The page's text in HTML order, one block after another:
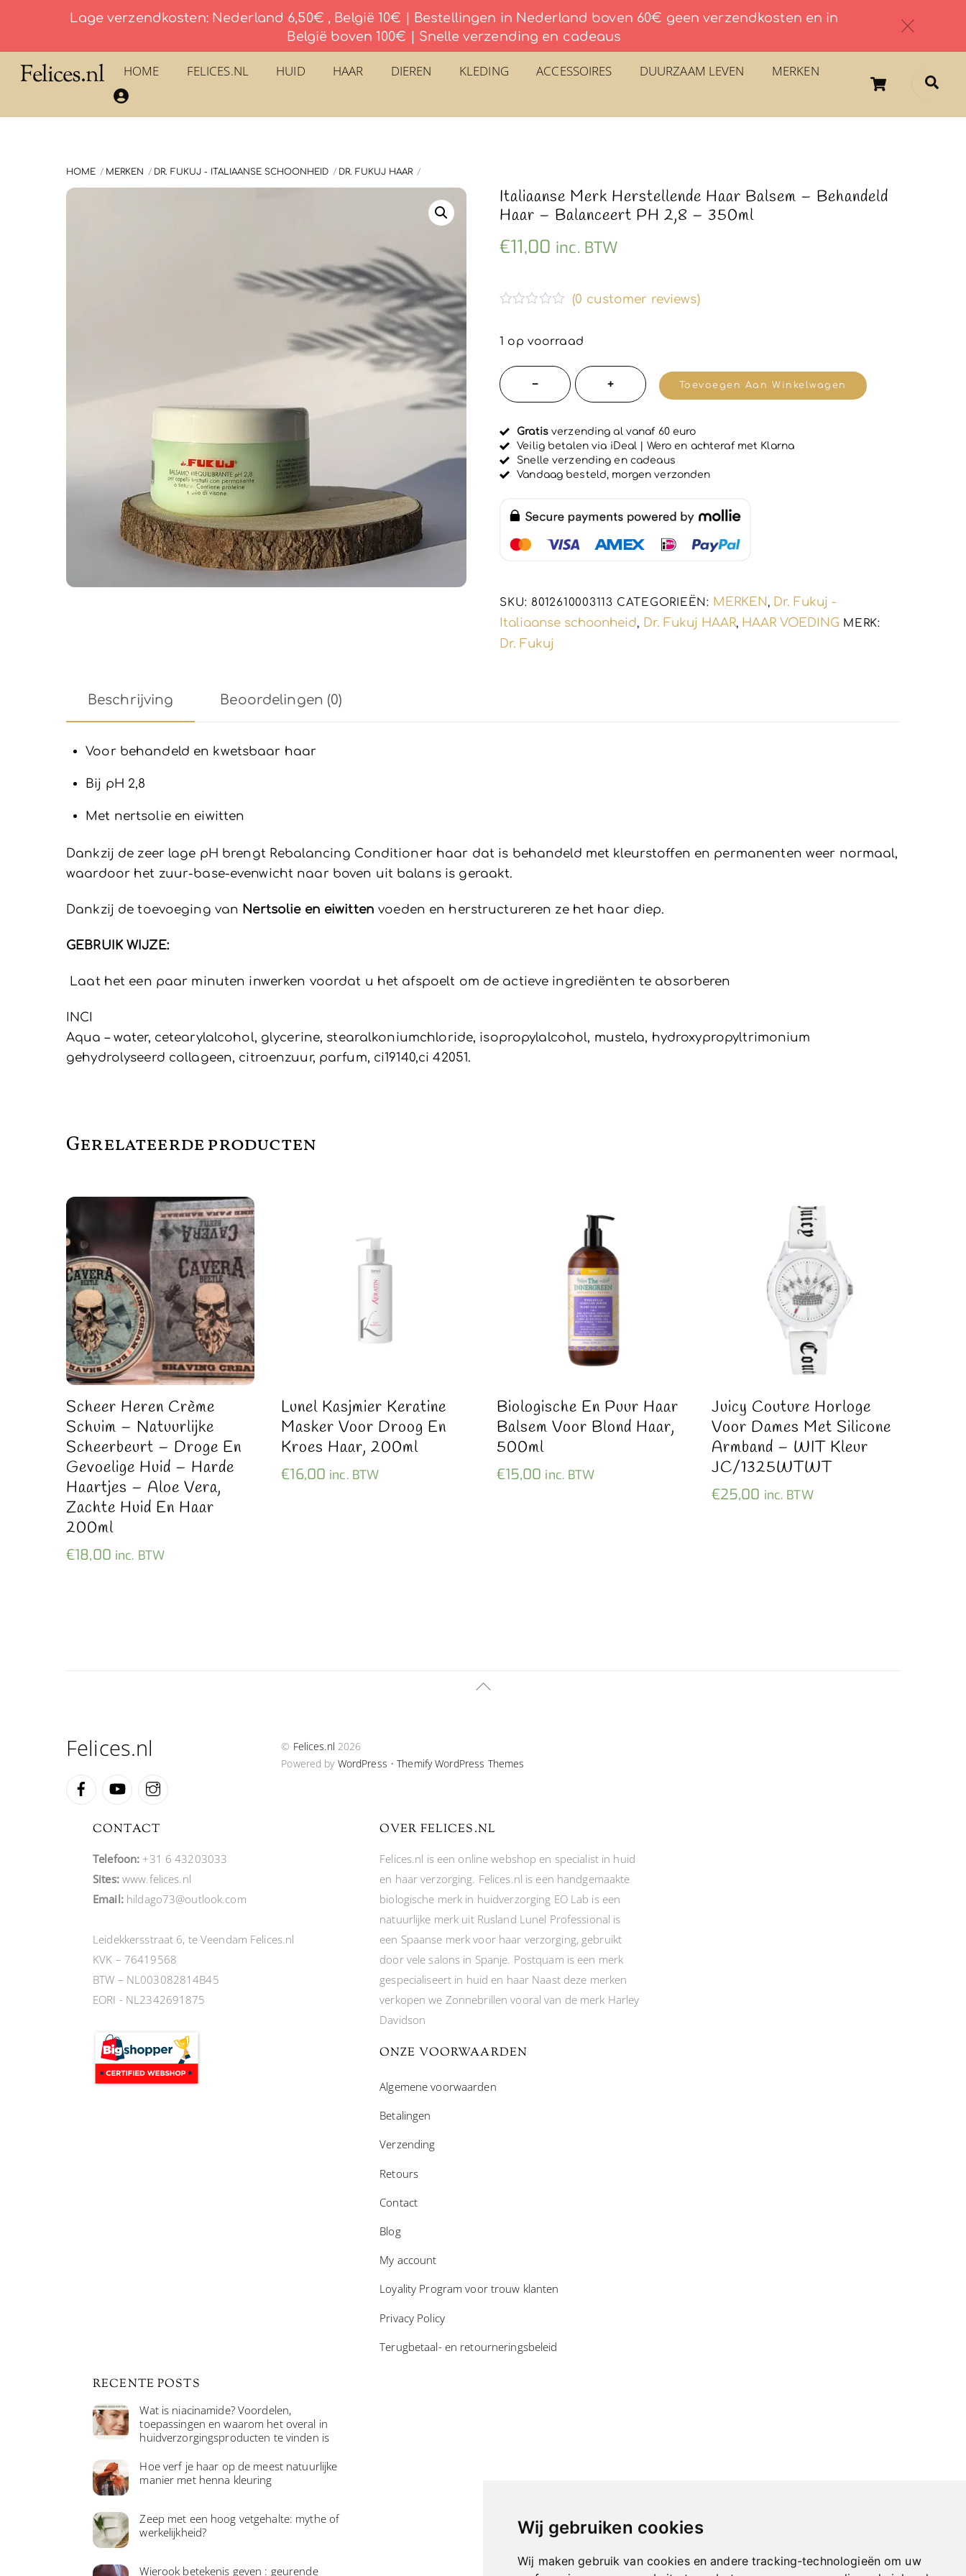
Lage verzendkosten: Nederland 6,50€ , België 10€ | Bestellingen in Nederland boven 60€ geen verzendkosten en in
België boven 100€ | Snelle verzending en cadeaus
c
Wij gebruiken cookies
Wij maken gebruik van cookies en andere tracking-technologieën om uw
Felices.nl Cart
HOME FELICES.NL HUID HAAR DIEREN KLEDING ACCESSOIRES DUURZAAM LEVEN MERKEN
HOME MERKEN DR. FUKUJ - ITALIAANSE SCHOONHEID DR. FUKUJ HAAR
Italiaanse Merk Herstellende Haar Balsem – Behandeld
Haar – Balanceert PH 2,8 – 350ml
€11,00 inc. BTW
w
r
d
e
d
0
u
i
t
(0 customer reviews)
1 op voorraad
−
Italiaanse
merk
haar
balsem
-
haar
-
2,8
-
+ Toevoegen Aan Winkelwagen
Gratisverzending al vanaf 60 euro
Veilig betalen via iDeal | Wero en achteraf met Klarna
Snelle verzending en cadeaus
Vandaag besteld, morgen verzonden
SKU: 8012610003113 CATEGORIEËN: MERKEN, Dr. Fukuj -
Italiaanse schoonheid, Dr. Fukuj HAAR, HAAR VOEDING MERK:
Dr. Fukuj
Beschrijving Beoordelingen (0)
Voor behandeld en kwetsbaar haar
Bij pH 2,8
Met nertsolie en eiwitten
Dankzij de zeer lage pH brengt Rebalancing Conditioner haar dat is behandeld met kleurstoffen en permanenten weer normaal,
waardoor het zuur-base-evenwicht naar boven uit balans is geraakt.
Dankzij de toevoeging van Nertsolie en eiwitten voeden en herstructureren ze het haar diep.
GEBRUIK WIJZE:
Laat het een paar minuten inwerken voordat u het afspoelt om de actieve ingrediënten te absorberen
INCI
Aqua – water, cetearylalcohol, glycerine, stearalkoniumchloride, isopropylalcohol, mustela, hydroxypropyltrimonium
gehydrolyseerd collageen, citroenzuur, parfum, ci19140,ci 42051.
Gerelateerde producten
Scheer Heren Crème
Schuim – Natuurlijke
Scheerbeurt – Droge En
Gevoelige Huid – Harde
Haartjes – Aloe Vera,
Zachte Huid En Haar
200ml
€18,00 inc. BTW
Lunel Kasjmier Keratine
Masker Voor Droog En
Kroes Haar, 200ml
€16,00 inc. BTW
Biologische En Puur Haar
Balsem Voor Blond Haar,
500ml
€15,00 inc. BTW
Juicy Couture Horloge
Voor Dames Met Silicone
Armband – WIT Kleur
JC/1325WTWT
€25,00 inc. BTW
Back
Felices.nl
FacebookYouTube
© Felices.nl 2026
Powered by WordPress •Themify WordPress Themes
CONTACT
Telefoon: +31 6 43203033
Sites:www.felices.nl
Email:hildago73@outlook.com
Leidekkersstraat 6, te Veendam Felices.nl
KVK – 76419568
BTW – NL003082814B45
EORI - NL2342691875
OVER FELICES.NL
Felices.nl is een online webshop en specialist in huid
en haar verzorging. Felices.nl is een handgemaakte
biologische merk in huidverzorging EO Lab is een
natuurlijke merk uit Rusland Lunel Professional is
een Spaanse merk voor haar verzorging, gebruikt
door vele salons in Spanje. Postquam is een merk
gespecialiseert in huid en haar Naast deze merken
verkopen we Zonnebrillen vooral van de merk Harley
Davidson
ONZE VOORWAARDEN
Algemene voorwaarden
Betalingen
Verzending
Retours
Contact
Blog
My account
Loyality Program voor trouw klanten
Privacy Policy
Terugbetaal- en retourneringsbeleid
RECENTE POSTS
Wat is niacinamide? Voordelen,
toepassingen en waarom het overal in
huidverzorgingsproducten te vinden is
Hoe verf je haar op de meest natuurlijke
manier met henna kleuring
Zeep met een hoog vetgehalte: mythe of
werkelijkheid?
Wierook betekenis geven : geurende